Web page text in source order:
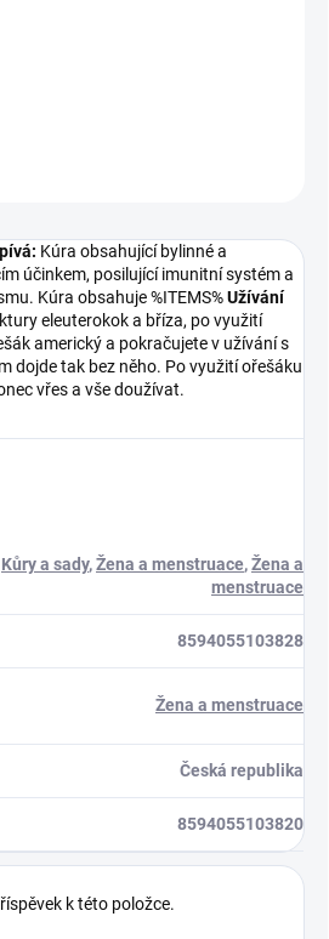
Kúra obsahující bylinné a
účinkem, posilující imunitní systém a
Kúra obsahuje %ITEMS%Užívání
eleuterokok a bříza, po využití
americký a pokračujete v užívání s
dojde tak bez něho. Po využití ořešáku
vřes a vše doužívat.
Kůry a sady,Žena a menstruace,Žena a
menstruace
8594055103828
Žena a menstruace
Česká republika
8594055103820
k této položce.